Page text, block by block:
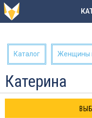
Каталог Женщины
Катерина